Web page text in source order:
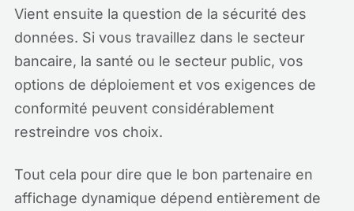
Vient ensuite la question de la sécurité des
données. Si vous travaillez dans le secteur
bancaire, la santé ou le secteur public, vos
options de déploiement et vos exigences de
conformité peuvent considérablement
restreindre vos choix.
Tout cela pour dire que le bon partenaire en
affichage dynamique dépend entièrement de